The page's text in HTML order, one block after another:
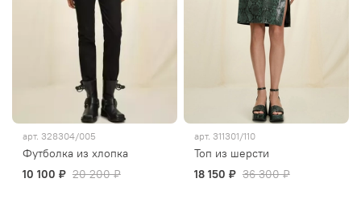
арт. 328304/005
Футболка из хлопка
10 100 ₽ 20 200 ₽
арт. 311301/110
Топ из шерсти
18 150 ₽ 36 300 ₽